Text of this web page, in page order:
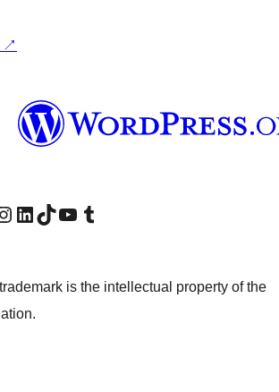
↗
ウントへ LinkedIn アカウントへTikTok アカウントへYouTube チャンネルへ Tumblr アカウントへ
is the intellectual property of the